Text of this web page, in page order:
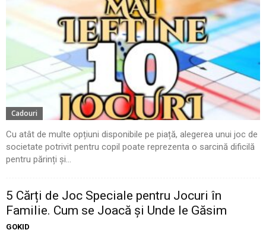
Cadouri
Cu atât de multe opțiuni disponibile pe piață, alegerea unui joc de
societate potrivit pentru copil poate reprezenta o sarcină dificilă
pentru părinți și...
5 Cărți de Joc Speciale pentru Jocuri în
Familie. Cum se Joacă și Unde le Găsim
GOKID